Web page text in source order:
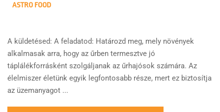
ASTRO FOOD
A küldetésed: A feladatod: Határozd meg, mely növények
alkalmasak arra, hogy az űrben termesztve jó
táplálékforrásként szolgáljanak az űrhajósok számára. Az
élelmiszer életünk egyik legfontosabb része, mert ez biztosítja
az üzemanyagot ...